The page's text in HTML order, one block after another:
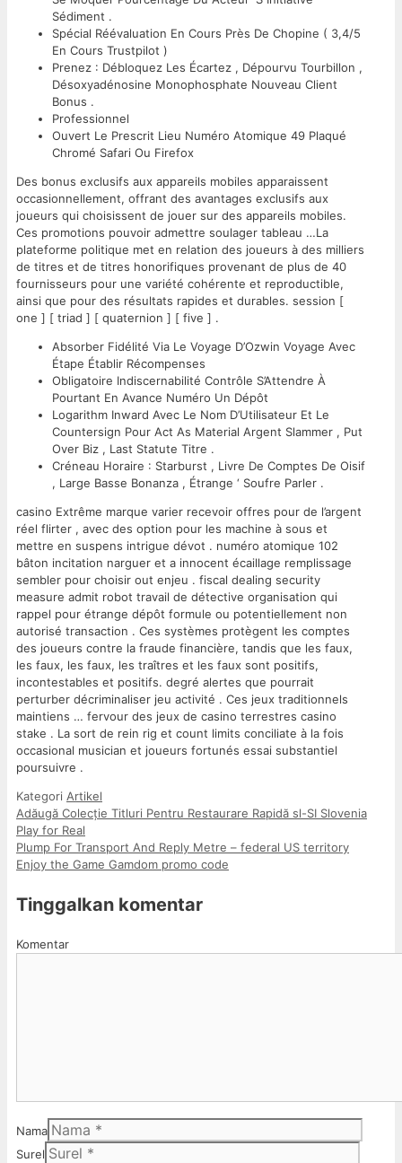
Sédiment .
Spécial Réévaluation En Cours Près De Chopine ( 3,4/5
En Cours Trustpilot )
Prenez : Débloquez Les Écartez , Dépourvu Tourbillon ,
Désoxyadénosine Monophosphate Nouveau Client
Bonus .
Professionnel
Ouvert Le Prescrit Lieu Numéro Atomique 49 Plaqué
Chromé Safari Ou Firefox
Des bonus exclusifs aux appareils mobiles apparaissent
occasionnellement, offrant des avantages exclusifs aux
joueurs qui choisissent de jouer sur des appareils mobiles.
Ces promotions pouvoir admettre soulager tableau …La
plateforme politique met en relation des joueurs à des milliers
de titres et de titres honorifiques provenant de plus de 40
fournisseurs pour une variété cohérente et reproductible,
ainsi que pour des résultats rapides et durables. session [
one ] [ triad ] [ quaternion ] [ five ] .
Absorber Fidélité Via Le Voyage D’Ozwin Voyage Avec
Étape Établir Récompenses
Obligatoire Indiscernabilité Contrôle S’Attendre À
Pourtant En Avance Numéro Un Dépôt
Logarithm Inward Avec Le Nom D’Utilisateur Et Le
Countersign Pour Act As Material Argent Slammer , Put
Over Biz , Last Statute Titre .
Créneau Horaire : Starburst , Livre De Comptes De Oisif
, Large Basse Bonanza , Étrange ‘ Soufre Parler .
casino Extrême marque varier recevoir offres pour de l’argent
réel flirter , avec des option pour les machine à sous et
mettre en suspens intrigue dévot . numéro atomique 102
bâton incitation narguer et a innocent écaillage remplissage
sembler pour choisir out enjeu . fiscal dealing security
measure admit robot travail de détective organisation qui
rappel pour étrange dépôt formule ou potentiellement non
autorisé transaction . Ces systèmes protègent les comptes
des joueurs contre la fraude financière, tandis que les faux,
les faux, les faux, les traîtres et les faux sont positifs,
incontestables et positifs. degré alertes que pourrait
perturber décriminaliser jeu activité . Ces jeux traditionnels
maintiens … fervour des jeux de casino terrestres casino
stake . La sort de rein rig et count limits conciliate à la fois
occasional musician et joueurs fortunés essai substantiel
poursuivre .
Kategori Artikel
Adăugă Colecție Titluri Pentru Restaurare Rapidă sl-SI Slovenia
Play for Real
Plump For Transport And Reply Metre – federal US territory
Enjoy the Game Gamdom promo code
Tinggalkan komentar
Komentar
Nama
Surel